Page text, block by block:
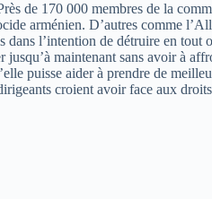
de 170 000 membres de la
arménien. D’autres comme
l’intention de détruire en
maintenant sans avoir à
puisse aider à prendre de
croient avoir face aux